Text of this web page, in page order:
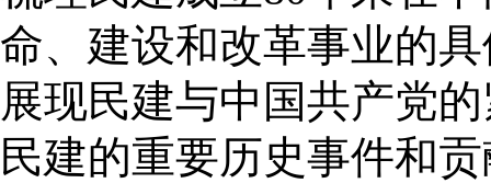
命、建设和改革事业的
展现民建与中国共产党
民建的重要历史事件和